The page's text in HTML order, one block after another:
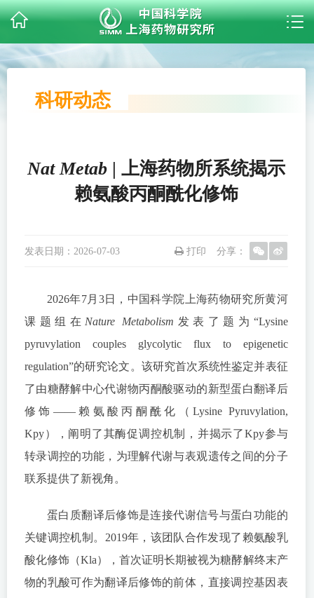
科研动态
Nat Metab| 上海药物所系统揭示
赖氨酸丙酮酰化修饰
发表日期： 2026-07-03 分享：
打印
2026年7月3日，中国科学院上海药物研究所黄河
课题组在 Nature Metabolism 发表了题为“Lysine
pyruvylation couples glycolytic flux to epigenetic
regulation”的研究论文。该研究首次系统性鉴定并表征
了由糖酵解中心代谢物丙酮酸驱动的新型蛋白翻译后
修饰——赖氨酸丙酮酰化（Lysine Pyruvylation,
Kpy），阐明了其酶促调控机制，并揭示了Kpy参与
转录调控的功能，为理解代谢与表观遗传之间的分子
联系提供了新视角。
蛋白质翻译后修饰是连接代谢信号与蛋白功能的
关键调控机制。2019年，该团队合作发现了赖氨酸乳
酸化修饰（Kla），首次证明长期被视为糖酵解终末产
物的乳酸可作为翻译后修饰的前体，直接调控基因表